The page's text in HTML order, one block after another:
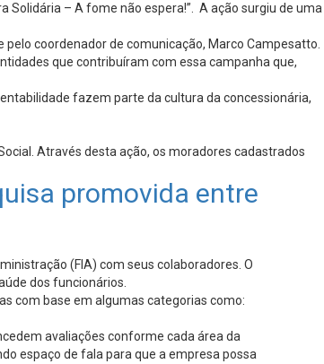
Solidária – A fome não espera!”. A ação surgiu de uma
coordenador de comunicação, Marco Campesatto.
que contribuíram com essa campanha que,
fazem parte da cultura da concessionária,
Através desta ação, os moradores cadastrados
promovida entre
(FIA) com seus colaboradores. O
dos funcionários.
com base em algumas categorias como:
avaliações conforme cada área da
espaço de fala para que a empresa possa